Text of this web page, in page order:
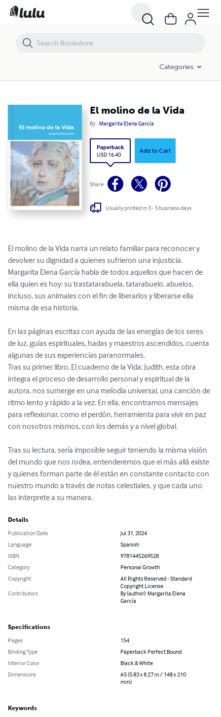
Categories
El molino de la Vida
By Margarita Elena García
Paperback
USD 16.40
Add to Cart
Share
Usually printed in 3 - 5 business days
El molino de la Vida narra un relato familiar para reconocer y
devolver su dignidad a quienes sufrieron una injusticia.
Margarita Elena García habla de todos aquellos que hacen de
ella quien es hoy: su trastatarabuela, tatarabuelo, abuelos,
incluso, sus animales con el fin de liberarlos y liberarse ella
misma de esa historia.
En las páginas escritas con ayuda de las energías de los seres
de luz, guías espirituales, hadas y maestros ascendidos, cuenta
algunas de sus experiencias paranormales.
Tras su primer libro, El cuaderno de la Vida: Judith, esta obra
integra el proceso de desarrollo personal y espiritual de la
autora, nos sumerge en una melodía universal, una canción de
ritmo lento y rápido a la vez. En ella, encontramos mensajes
para reflexionar, como el perdón, herramienta para vivir en paz
con nosotros mismos, con los demás y a nivel global.
Tras su lectura, sería imposible seguir teniendo la misma visión
del mundo que nos rodea, entenderemos que el más allá existe
y quienes forman parte de él están en constante contacto con
nuestro mundo a través de notas celestiales, y que cada uno
las interprete a su manera.
Details
Publication Date
Jul 31, 2024
Language
Spanish
ISBN
9781445269528
Category
Personal Growth
Copyright
All Rights Reserved - Standard
Copyright License
Contributors
By (author): Margarita Elena
García
Specifications
Pages
154
Binding Type
Paperback Perfect Bound
Interior Color
Black & White
Dimensions
A5 (5.83 x 8.27 in / 148 x 210
mm)
Keywords
El molino de la Vida